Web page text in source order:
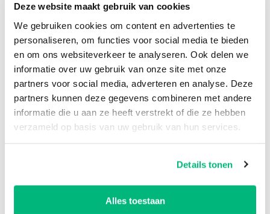
Deze website maakt gebruik van cookies
We gebruiken cookies om content en advertenties te
personaliseren, om functies voor social media te bieden
en om ons websiteverkeer te analyseren. Ook delen we
informatie over uw gebruik van onze site met onze
partners voor social media, adverteren en analyse. Deze
partners kunnen deze gegevens combineren met andere
informatie die u aan ze heeft verstrekt of die ze hebben
verzameld op basis van uw gebruik van hun services.
Details tonen
Alles toestaan
offerte aan!
Bij 10 of meer stuks kunnen wij een voorstel op
maat aanbieden. Ook het versturen naar een
uitgebreid adressenbestand is geen enkel
probleem. Klik op de onderstaande link, vul het
formulier in en ontvang op werkdagenbinnen 1
uureen passende offerte!